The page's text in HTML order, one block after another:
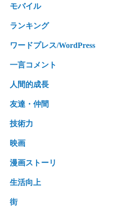
モバイル
ランキング
ワードプレス/WordPress
一言コメント
人間的成長
友達・仲間
技術力
映画
漫画ストーリ
生活向上
街